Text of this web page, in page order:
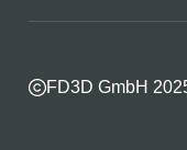
FD3D GmbH